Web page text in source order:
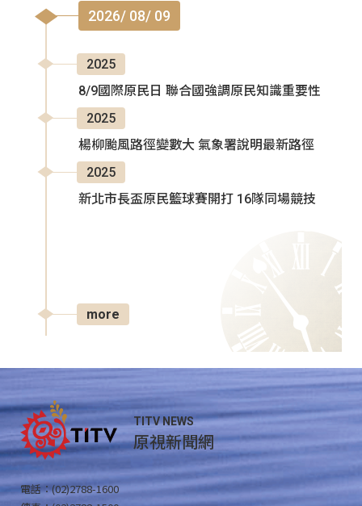
2026/ 08/ 09
2025
8/9國際原民日 聯合國強調原民知識重要性
2025
楊柳颱風路徑變數大 氣象署說明最新路徑
2025
新北市長盃原民籃球賽開打 16隊同場競技
more
TITV NEWS
原視新聞網
電話：(02)2788-1600